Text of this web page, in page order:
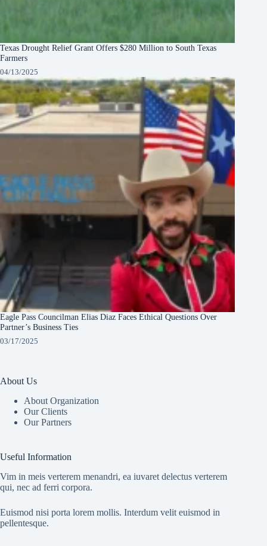
Texas Drought Relief Grant Offers $280 Million to South Texas
Farmers
04/13/2025
Eagle Pass Councilman Elias Diaz Faces Ethical Questions Over
Partner’s Business Ties
03/17/2025
About Us
About Organization
Our Clients
Our Partners
Useful Information
Vim in meis verterem menandri, ea iuvaret delectus verterem
qui, nec ad ferri corpora.
Euismod nisi porta lorem mollis. Interdum velit euismod in
pellentesque.